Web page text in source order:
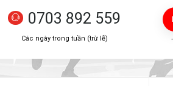
0703 892 559
Các ngày trong tuần (trừ lễ)